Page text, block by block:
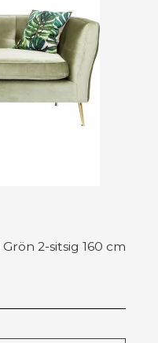
2-sitsig 160 cm